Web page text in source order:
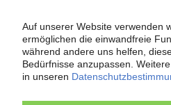
Besitzer / OpenGate
Polynt-Reichhold